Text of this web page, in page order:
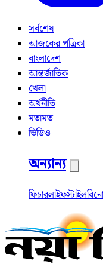
সর্বশেষ
আজকের পত্রিকা
বাংলাদেশ
আন্তর্জাতিক
খেলা
অর্থনীতি
মতামত
ভিডিও
অন্যান্য
ফিচারলাইফস্টাইল